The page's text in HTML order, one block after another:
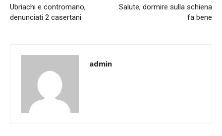
Ubriachi e contromano,
denunciati 2 casertani
Salute, dormire sulla schiena
fa bene
admin